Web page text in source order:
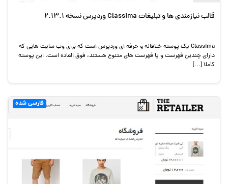
قالب نیازمندی ها و تبلیغات Classima وردپرس نسخه 2.13.1
Classima یک پوسته خلاقانه و حرفه ای وردپرس است که برای وب سایت هایی که
دارای چندین فهرست و یا فهرست های متنوع هستند، فوق العاده است. این پوسته
کاملا […]
فارسی شده